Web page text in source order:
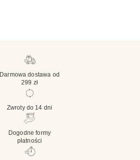
Darmowa dostawa od
299 zł
Zwroty do 14 dni
Dogodne formy
płatności